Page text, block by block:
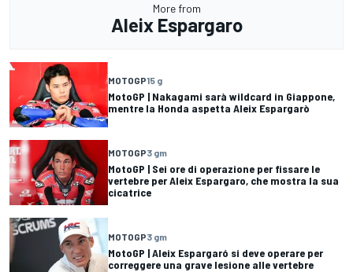
More from
Aleix Espargaro
MOTOGP15 g
MotoGP | Nakagami sarà wildcard in Giappone,
mentre la Honda aspetta Aleix Espargarò
MOTOGP3 gm
MotoGP | Sei ore di operazione per fissare le
vertebre per Aleix Espargaro, che mostra la sua
cicatrice
MOTOGP3 gm
MotoGP | Aleix Espargaró si deve operare per
correggere una grave lesione alle vertebre